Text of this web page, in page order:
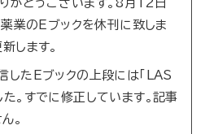
がとうございます。8月12日
薬業のEブックを休刊に致しま
します。
たEブックの上段には「LAS
。すでに修正しています。記事
。